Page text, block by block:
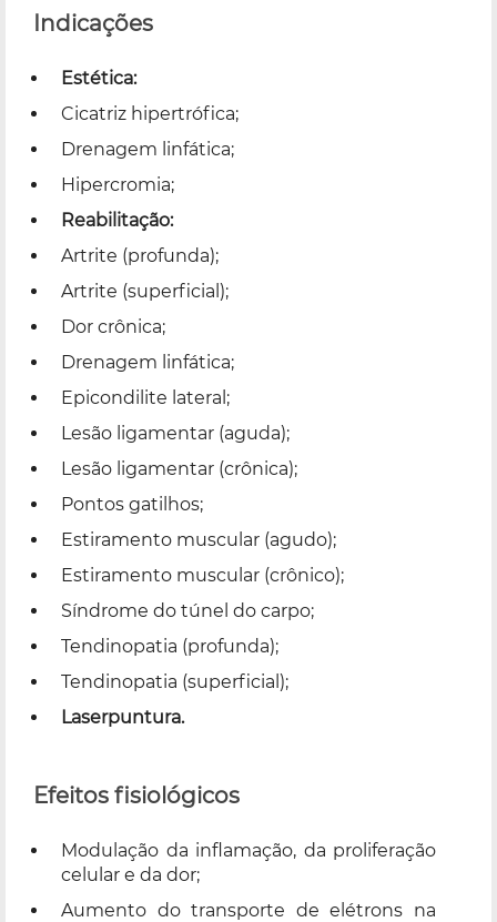
Indicações
Estética:
Cicatriz hipertrófica;
Drenagem linfática;
Hipercromia;
Reabilitação:
Artrite (profunda);
Artrite (superficial);
Dor crônica;
Drenagem linfática;
Epicondilite lateral;
Lesão ligamentar (aguda);
Lesão ligamentar (crônica);
Pontos gatilhos;
Estiramento muscular (agudo);
Estiramento muscular (crônico);
Síndrome do túnel do carpo;
Tendinopatia (profunda);
Tendinopatia (superficial);
Laserpuntura.
Efeitos fisiológicos
Modulação da inflamação, da proliferação
celular e da dor;
Aumento do transporte de elétrons na